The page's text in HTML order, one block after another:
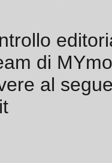
di
al